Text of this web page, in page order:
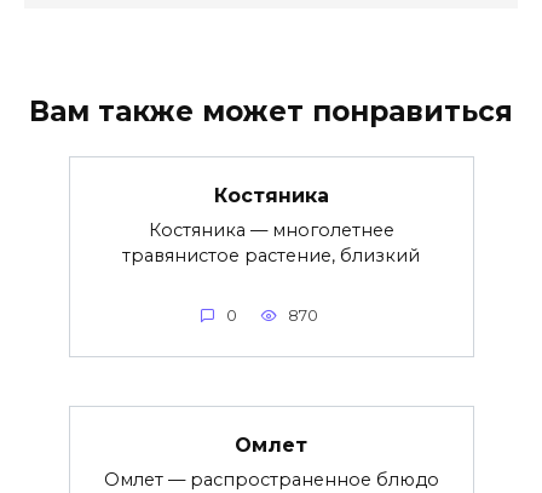
Вам также может понравиться
Костяника
Костяника — многолетнее
травянистое растение, близкий
0 870
Омлет
Омлет — распространенное блюдо